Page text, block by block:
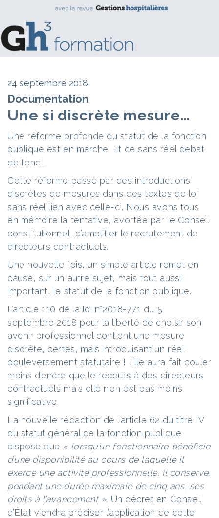
24 septembre 2018
Documentation
Une si discrète mesure…
Une réforme profonde du statut de la fonction
publique est en marche. Et ce sans réel débat
de fond…
Cette réforme passe par des introductions
discrètes de mesures dans des textes de loi
sans réel lien avec celle-ci. Nous avons tous
en mémoire la tentative, avortée par le Conseil
constitutionnel, d’amplifier le recrutement de
directeurs contractuels.
Une nouvelle fois, un simple article remet en
cause, sur un autre sujet, mais tout aussi
important, le statut de la fonction publique.
L’article 110 de la loi n°2018-771 du 5
septembre 2018 pour la liberté de choisir son
avenir professionnel contient une mesure
discrète, certes, mais introduisant un réel
bouleversement statutaire ! Elle aura fait couler
moins d’encre que le recours à des directeurs
contractuels mais elle n’en est pas moins
significative.
La nouvelle rédaction de l’article 62 du titre IV
du statut général de la fonction publique
dispose que « lorsqu’un fonctionnaire bénéficie
d’une disponibilité au cours de laquelle il
exerce une activité professionnelle, il conserve,
pendant une durée maximale de cinq ans, ses
droits à l’avancement ». Un décret en Conseil
d’État viendra préciser l’application de cette